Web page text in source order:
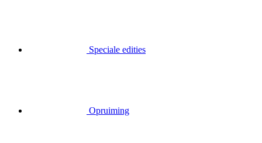
Speciale edities
Opruiming